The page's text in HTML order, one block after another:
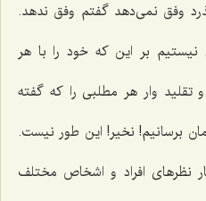
وفق نمی‌دهد گفتم وفق ندهد.
بر این که خود را با هر
وار هر مطلبی را که گفته
برسانیم! نخیر! این طور نیست.
نظرهای افراد و اشخاص مختلف